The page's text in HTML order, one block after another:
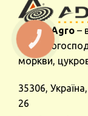
Adena Agro –
моркви,
35306,
26
КНОПКА
ЗВ'ЯЗКУ